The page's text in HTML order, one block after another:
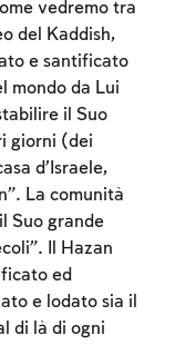
vedremo tra
del Kaddish,
e santificato
mondo da Lui
il Suo
giorni (dei
d’Israele,
La comunità
Suo grande
Il Hazan
ed
e lodato sia il
di là di ogni